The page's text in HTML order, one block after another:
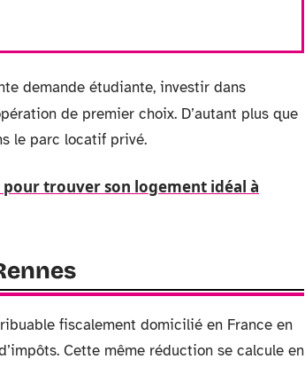
demande étudiante, investir dans
de premier choix. D’autant plus que
le parc locatif privé.
trouver son logement idéal à
fiscalement domicilié en France en
Cette même réduction se calcule en